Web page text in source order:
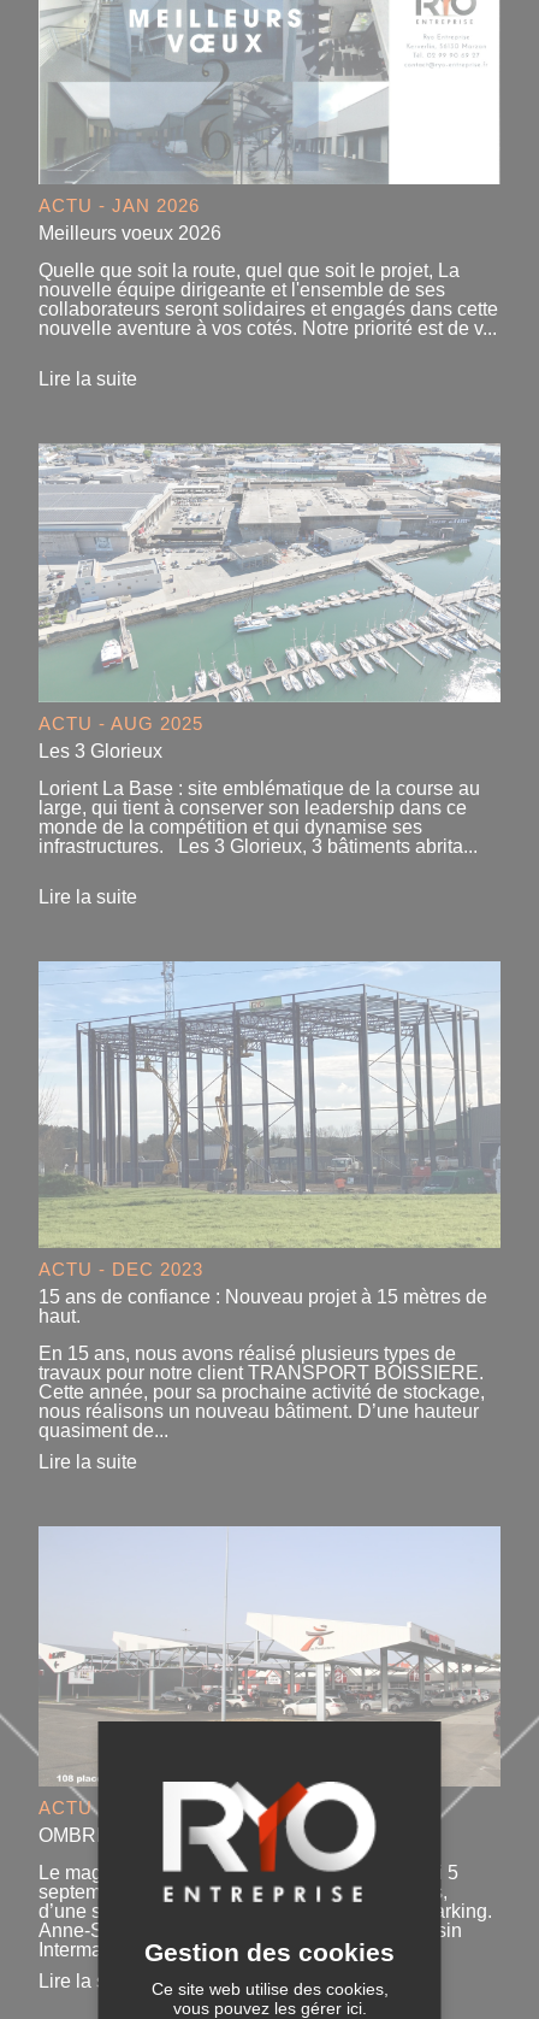
ACTU - JAN 2026
Meilleurs voeux 2026
Quelle que soit la route, quel que soit le projet, La
nouvelle équipe dirigeante et l'ensemble de ses
collaborateurs seront solidaires et engagés dans cette
nouvelle aventure à vos cotés. Notre priorité est de v...
Lire la suite
ACTU - AUG 2025
Les 3 Glorieux
Lorient La Base : site emblématique de la course au
large, qui tient à conserver son leadership dans ce
monde de la compétition et qui dynamise ses
infrastructures. Les 3 Glorieux, 3 bâtiments abrita...
Lire la suite
ACTU - DEC 2023
15 ans de confiance : Nouveau projet à 15 mètres de
haut.
En 15 ans, nous avons réalisé plusieurs types de
travaux pour notre client TRANSPORT BOISSIERE.
Cette année, pour sa prochaine activité de stockage,
nous réalisons un nouveau bâtiment. D’une hauteur
quasiment de...
Lire la suite
ACTU - SEP 2023
OMBRIÈRES PHOTOVOLTAÏQUES
Le magasin Intermarché Rieux inaugurait mardi 5
septembre 2023 ses ombrières photovoltaïques,
d’une superficie de 1700 m², installées sur le parking.
Anne-Sophie et Hervé Bertin, gérants du magasin
Intermarché ont ...
Lire la suite
Gestion des cookies
Ce site web utilise des cookies,
vous pouvez les gérer ici.